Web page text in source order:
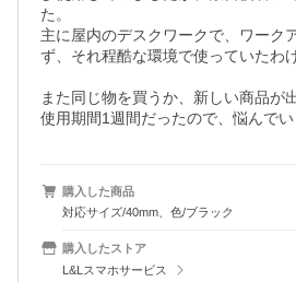
た。
主に屋内のデスクワークで、ワーク
ず、それ程酷な環境で使っていたわ
また同じ物を買うか、新しい商品が
使用期間1週間だったので、悩んでい
購入した商品
対応サイズ/40mm、色/ブラック
購入したストア
L&Lスマホサービス